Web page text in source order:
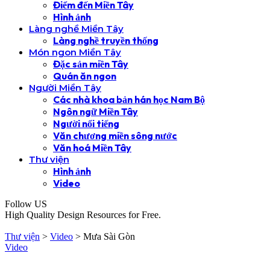
Điểm đến Miền Tây
Hình ảnh
Làng nghề Miền Tây
Làng nghề truyền thống
Món ngon Miền Tây
Đặc sản miền Tây
Quán ăn ngon
Người Miền Tây
Các nhà khoa bản hán học Nam Bộ
Ngôn ngữ Miền Tây
Người nổi tiếng
Văn chương miền sông nước
Văn hoá Miền Tây
Thư viện
Hình ảnh
Video
Follow US
High Quality Design Resources for Free.
Thư viện > Video > Mưa Sài Gòn
Video